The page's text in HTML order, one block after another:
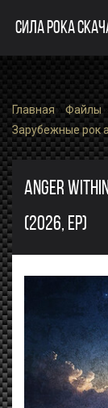
СИЛА РОКА
Главная»Файлы
Зарубежные рок
ANGER
(2026, EP)